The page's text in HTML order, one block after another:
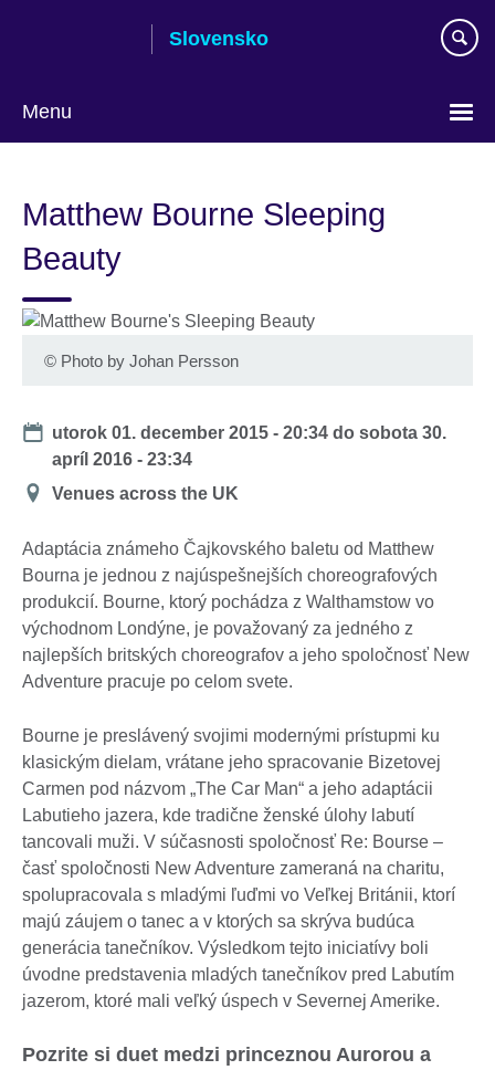
Slovensko
Menu
Matthew Bourne Sleeping
Beauty
© Photo by Johan Persson
Date
utorok 01. december 2015 - 20:34 dosobota 30.
apríl 2016 - 23:34
Poloha
Venues across the UK
Adaptácia známeho Čajkovského baletu od Matthew
Bourna je jednou z najúspešnejších choreografových
produkcií. Bourne, ktorý pochádza z Walthamstow vo
východnom Londýne, je považovaný za jedného z
najlepších britských choreografov a jeho spoločnosť New
Adventure pracuje po celom svete.
Bourne je preslávený svojimi modernými prístupmi ku
klasickým dielam, vrátane jeho spracovanie Bizetovej
Carmen pod názvom „The Car Man“ a jeho adaptácii
Labutieho jazera, kde tradične ženské úlohy labutí
tancovali muži. V súčasnosti spoločnosť Re: Bourse –
časť spoločnosti New Adventure zameraná na charitu,
spolupracovala s mladými ľuďmi vo Veľkej Británii, ktorí
majú záujem o tanec a v ktorých sa skrýva budúca
generácia tanečníkov. Výsledkom tejto iniciatívy boli
úvodne predstavenia mladých tanečníkov pred Labutím
jazerom, ktoré mali veľký úspech v Severnej Amerike.
Pozrite si duet medzi princeznou Aurorou a